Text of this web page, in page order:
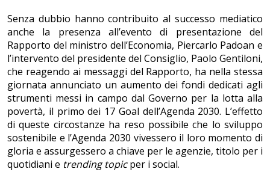
Senza dubbio hanno contribuito al successo mediatico
anche la presenza all’evento di presentazione del
Rapporto del ministro dell’Economia, Piercarlo Padoan e
l’intervento del presidente del Consiglio, Paolo Gentiloni,
che reagendo ai messaggi del Rapporto, ha nella stessa
giornata annunciato un aumento dei fondi dedicati agli
strumenti messi in campo dal Governo per la lotta alla
povertà, il primo dei 17 Goal dell’Agenda 2030. L’effetto
di queste circostanze ha reso possibile che lo sviluppo
sostenibile e l’Agenda 2030 vivessero il loro momento di
gloria e assurgessero a chiave per le agenzie, titolo per i
quotidiani e trending topicper i social.